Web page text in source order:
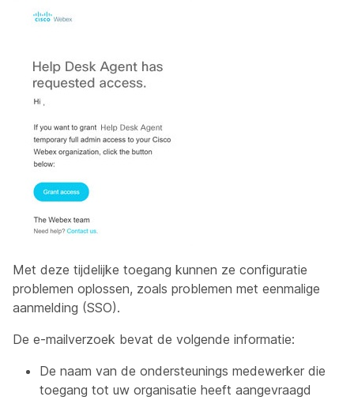
Met deze tijdelijke toegang kunnen ze configuratie
problemen oplossen, zoals problemen met eenmalige
aanmelding (SSO).
De e-mailverzoek bevat de volgende informatie:
De naam van de ondersteunings medewerker die
toegang tot uw organisatie heeft aangevraagd